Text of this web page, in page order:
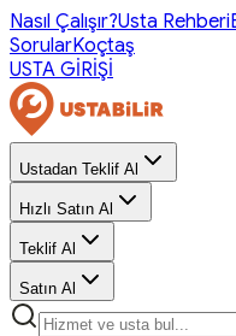
Nasıl Çalışır?Usta Rehberi
SorularKoçtaş
USTA GİRİŞİ
Ustadan Teklif Al
Hızlı Satın Al
Teklif Al
Satın Al